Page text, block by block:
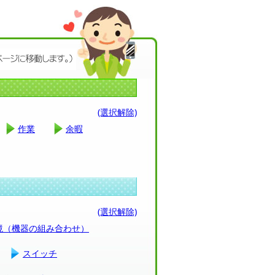
(選択解除)
作業
余暇
(選択解除)
機器の組み合わせ）
スイッチ